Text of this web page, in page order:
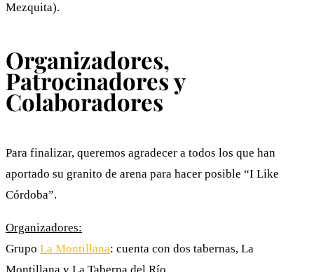
Mezquita).
Organizadores,
Patrocinadores y
Colaboradores
Para finalizar, queremos agradecer a todos los que han
aportado su granito de arena para hacer posible “I Like
Córdoba”.
Organizadores:
Grupo La Montillana: cuenta con dos tabernas, La